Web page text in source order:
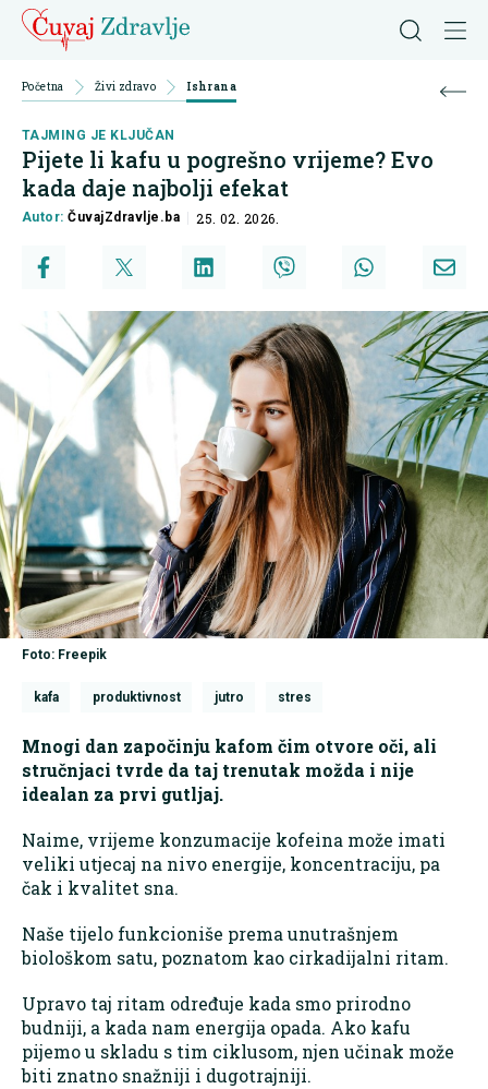
Početna Živi zdravo Ishrana
TAJMING JE KLJUČAN
Pijete li kafu u pogrešno vrijeme? Evo
kada daje najbolji efekat
Autor:ČuvajZdravlje.ba 25. 02. 2026.
Foto: Freepik
kafa produktivnost jutro stres
Mnogi dan započinju kafom čim otvore oči, ali
stručnjaci tvrde da taj trenutak možda i nije
idealan za prvi gutljaj.
Naime, vrijeme konzumacije kofeina može imati
veliki utjecaj na nivo energije, koncentraciju, pa
čak i kvalitet sna.
Naše tijelo funkcioniše prema unutrašnjem
biološkom satu, poznatom kao cirkadijalni ritam.
Upravo taj ritam određuje kada smo prirodno
budniji, a kada nam energija opada. Ako kafu
pijemo u skladu s tim ciklusom, njen učinak može
biti znatno snažniji i dugotrajniji.